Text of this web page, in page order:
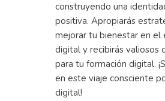
construyendo una
positiva. Apropiarás
mejorar tu bienestar en el
digital y recibirás valiosos
para tu formación digital.
en este viaje consciente
digital!